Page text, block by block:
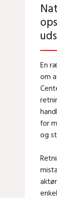
En
om
for
og